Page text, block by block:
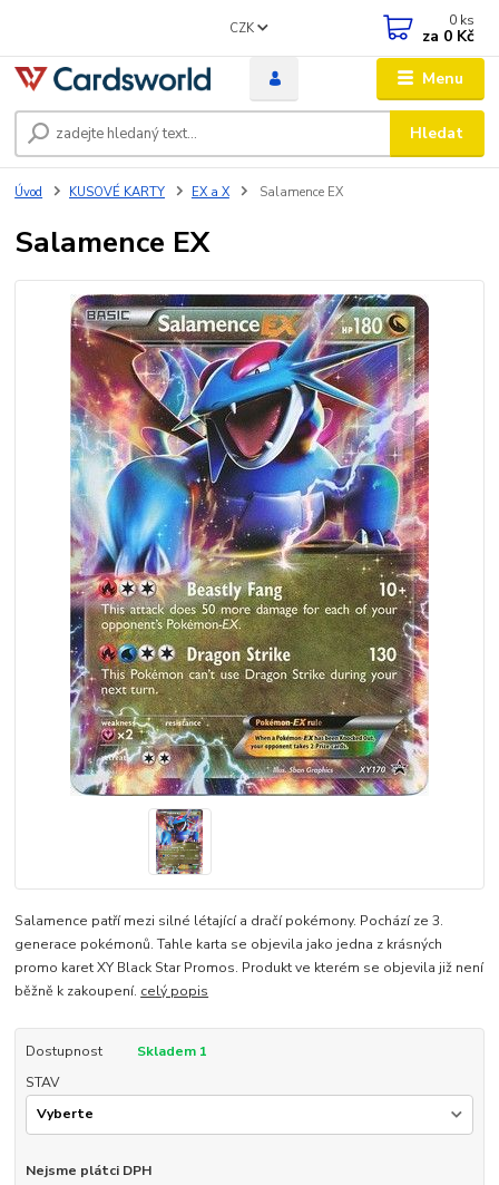
Menu
CZK
Hledat
0 ks
za 0 Kč
Úvod KUSOVÉ KARTY EX a X Salamence EX
Salamence EX
Salamence patří mezi silné létající a dračí pokémony. Pochází ze 3.
generace pokémonů. Tahle karta se objevila jako jedna z krásných
promo karet XY Black Star Promos. Produkt ve kterém se objevila již není
běžně k zakoupení. celý popis
Dostupnost
Skladem 1
STAV
Nejsme plátci DPH